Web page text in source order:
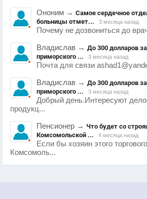
Ононим → Самое сердечное
больницы отмет...
3 месяца назад
Почему не дозвониться до
Владислав → До 300 долларов
приморского ...
3 месяца назад
Почта для связи
Владислав → До 300 долларов
приморского ...
3 месяца назад
Добрый день.Интересуют
продукц...
Пенсионер → Что будет со
Комсомольской ...
4 месяца назад
Если бы хозяин этого
Комсомоль...